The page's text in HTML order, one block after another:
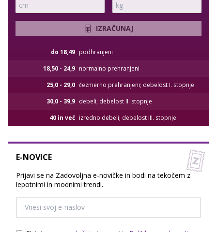
IZRAČUNAJ
do 18,49 podhranjeni
18,50 - 24,9 normalno prehranjeni
25,0 - 29,0 čezmerno prehranjeni; debelost I. stopnje
30,0 - 39,9 debeli; debelost II. stopnje
40 in več izredno debeli; debelost III. stopnje
E-NOVICE
Prijavi se na Zadovoljna e-novičke in bodi na tekočem z
lepotnimi in modnimi trendi.